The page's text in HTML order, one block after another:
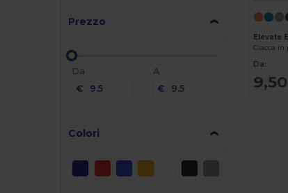
Prezzo
Da
€
A
€
Colori
Elevate
Giacca in
Da: